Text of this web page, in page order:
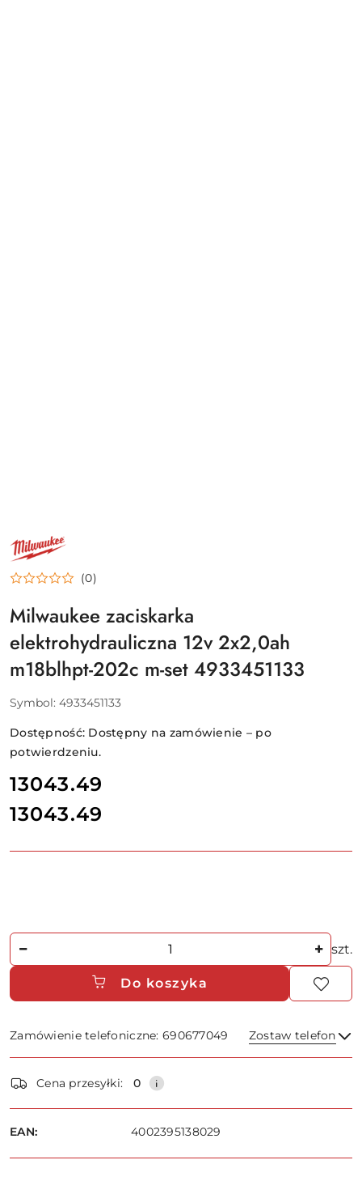
NAZWA
PRODUCENTA:
MILWAUKEE
(0)
Milwaukee zaciskarka
elektrohydrauliczna 12v 2x2,0ah
m18blhpt-202c m-set 4933451133
Symbol: 4933451133
Dostępność: Dostępny na zamówienie – po
potwierdzeniu.
cena:
13043.49
Cena:
13043.49
Ilość szt.
Do koszyka
Zamówienie telefoniczne: 690677049 Zostaw telefon
Wyślij
i
dostawa
Cena przesyłki: 0
EAN: 4002395138029